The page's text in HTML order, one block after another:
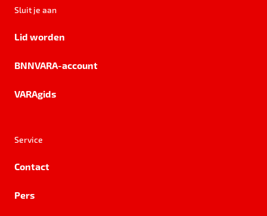
Sluit je aan
Lid worden
BNNVARA-account
VARAgids
Service
Contact
Pers